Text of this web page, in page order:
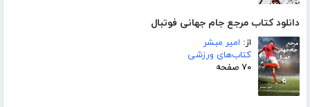
دانلود کتاب مرجع جام جهانی فوتبال
از: امیر مبشر
کتاب‌های ورزشی
۷۰ صفحه